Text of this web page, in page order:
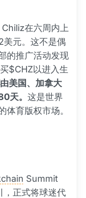
在六周内上
元。这不是偶
的推广活动发现
$CHZ以进入生
美国、加拿大
天。 这是世界
体育版权市场。
Summit
，正式将球迷代